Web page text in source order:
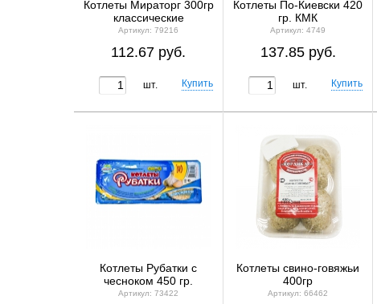
Котлеты Мираторг 300гр
классические
Артикул: 79216
112.67 руб.
шт.
Котлеты По-Киевски 420
гр. КМК
Артикул: 4749
137.85 руб.
шт.
Котлеты Рубатки с
чесноком 450 гр.
Артикул: 73422
Котлеты свино-говяжьи
400гр
Артикул: 66462